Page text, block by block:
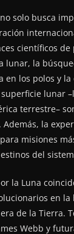
solo busca
científicos
lunar, la
en los polos y
lunar
terrestre–
la
misiones
del
la Luna
en la
de la Tierra.
Webb y